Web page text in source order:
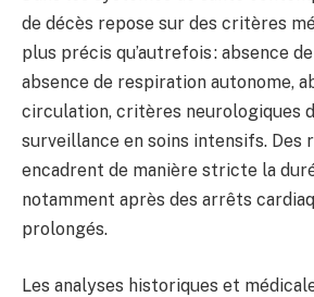
de décès repose sur des critères
plus précis qu’autrefois : absence
absence de respiration autonome,
circulation, critères neurologiques
surveillance en soins intensifs. Des
encadrent de manière stricte la
notamment après des arrêts
prolongés.
Les analyses historiques et